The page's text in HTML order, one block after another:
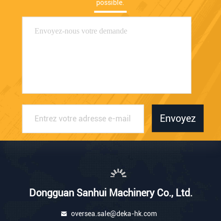
possible.
Envoyez
Dongguan Sanhui Machinery Co., Ltd.
oversea.sale@deka-hk.com